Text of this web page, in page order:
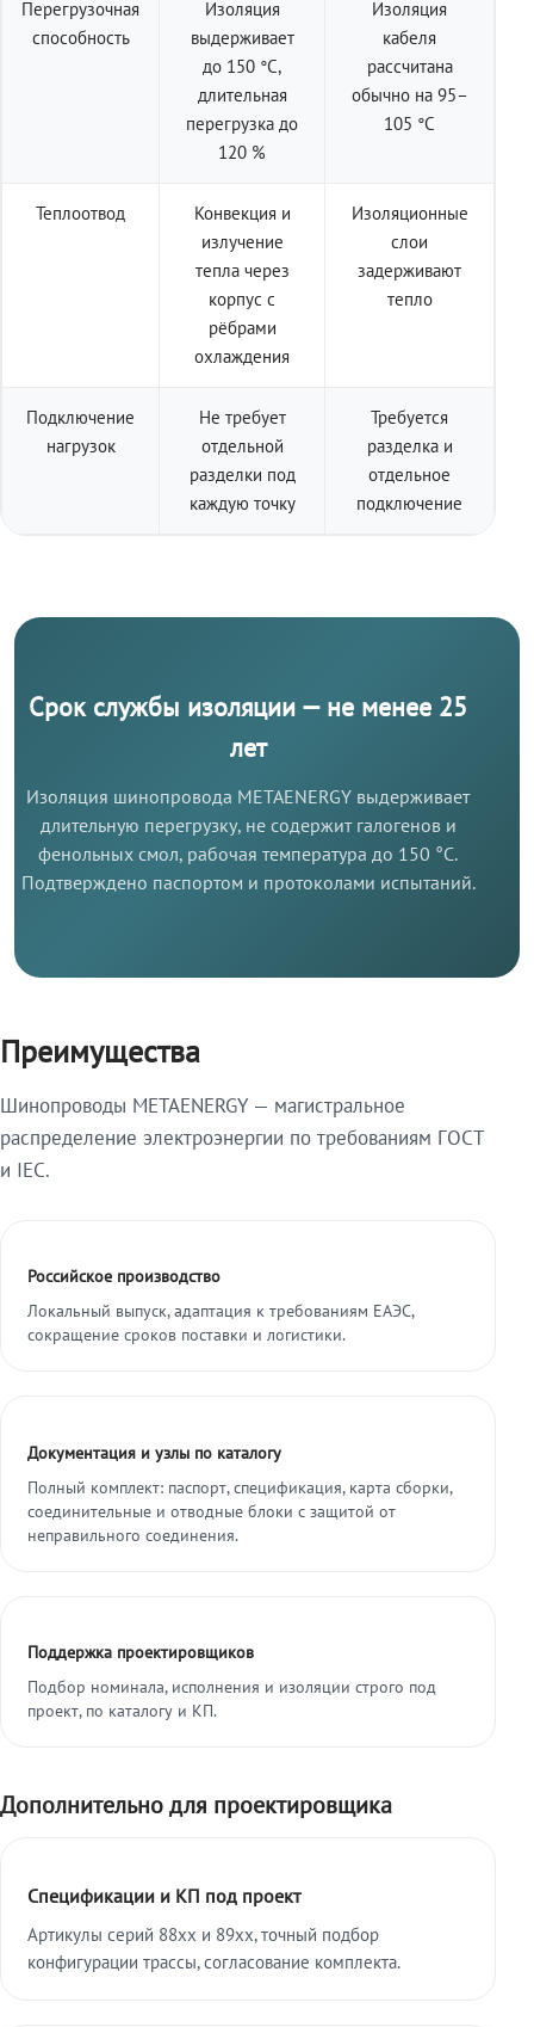
Перегрузочная
способность
Изоляция
выдерживает
до 150 °C,
длительная
перегрузка до
120 %
Изоляция
кабеля
рассчитана
обычно на 95–
105 °C
Теплоотвод
Конвекция и
излучение
тепла через
корпус с
рёбрами
охлаждения
Изоляционные
слои
задерживают
тепло
Подключение
нагрузок
Не требует
отдельной
разделки под
каждую точку
Требуется
разделка и
отдельное
подключение
Срок службы изоляции — не менее 25
лет
Изоляция шинопровода METAENERGY выдерживает
длительную перегрузку, не содержит галогенов и
фенольных смол, рабочая температура до 150 °C.
Подтверждено паспортом и протоколами испытаний.
Преимущества
Шинопроводы METAENERGY — магистральное
распределение электроэнергии по требованиям ГОСТ
и IEC.
Российское производство
Локальный выпуск, адаптация к требованиям ЕАЭС,
сокращение сроков поставки и логистики.
Документация и узлы по каталогу
Полный комплект: паспорт, спецификация, карта сборки,
соединительные и отводные блоки с защитой от
неправильного соединения.
Поддержка проектировщиков
Подбор номинала, исполнения и изоляции строго под
проект, по каталогу и КП.
Дополнительно для проектировщика
Спецификации и КП под проект
Артикулы серий 88xx и 89xx, точный подбор
конфигурации трассы, согласование комплекта.